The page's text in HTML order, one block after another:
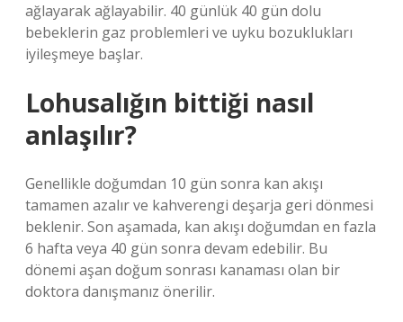
ağlayarak ağlayabilir. 40 günlük 40 gün dolu
bebeklerin gaz problemleri ve uyku bozuklukları
iyileşmeye başlar.
Lohusalığın bittiği nasıl
anlaşılır?
Genellikle doğumdan 10 gün sonra kan akışı
tamamen azalır ve kahverengi deşarja geri dönmesi
beklenir. Son aşamada, kan akışı doğumdan en fazla
6 hafta veya 40 gün sonra devam edebilir. Bu
dönemi aşan doğum sonrası kanaması olan bir
doktora danışmanız önerilir.